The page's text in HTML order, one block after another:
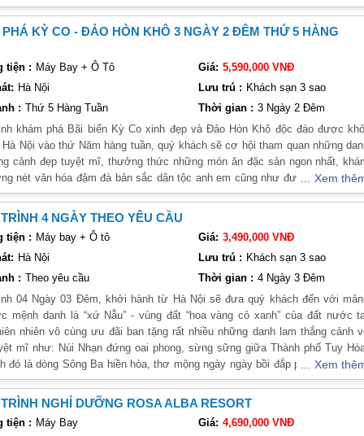
nướng... tất cả đều có vị ngon và đặc trưng của miền Trung. Hãy
Phú Yên.
Điện - một trong những bãi biển đẹp nhất của Phú Yên. Tắm biển, ngắm
là một trải nghiệm thú vị và thư giãn sau một ngày dài khám phá.
khám phá các điểm đến đặc biệt
để có thể khám phá nhiều điểm đến đặc biệt hơn của tỉnh này.
sử
xinh đẹp của Phú Yên như bãi biển Nhạn, bãi biển Hòn Nưa hay bãi
lịch sử để hiểu rõ hơn về văn hóa và lịch sử của địa phương.
lịch nổi tiếng của Phú Yên như đảo Cù Lao Xanh, một trong những đảo
hải sản tươi ngon và tham quan các điểm tham quan như nhà thờ Cù
điểm đến hấp dẫn của Phú Yên. Tại đây, bạn có thể ngắm nhìn
địa phương
đặc sản của Phú Yên và trải nghiệm văn hóa địa phương thông qua
một trải nghiệm thú vị và đầy ý nghĩa cho chuyến du lịch của bạn.
sức khám phá vùng đất mới
4 ngày 3 đêm để có thể thỏa sức khám phá vùng đất mới này.
mĩ, hùng vĩ, thưởng thức những món ăn đặc sản vùng đất này, giao
với những người sinh sống tại địa phương cùng rất nhiều những trải nghiệm lí
Hành trình của Vietsense Travel chúng tôi hoàn toàn có thể đáp ứng được
tôi!
KỲ CO - ĐẢO HÒN KHÔ 3 NGÀY 2 ĐÊM THỨ 5 HÀNG
tiện : Máy Bay + Ô Tô Giá: 5,590,000 VNĐ
Hà Nội Lưu trú : Khách sạn 3 sao
: Thứ 5 Hàng Tuần Thời gian : 3 Ngày 2 Đêm
khám phá Bãi biển Kỳ Co xinh đẹp và Đảo Hòn Khô độc đáo được
Nội vào thứ Năm hàng tuần, quý khách sẽ cơ hội tham quan những
cảnh đẹp tuyệt mĩ, thưởng thức những món ăn đặc sản ngon nhất,
nét văn hóa đậm đà bản sắc dân tộc anh em cũng như được tắm biển
vào những hình thức hoạt động giải trí ngoài trời độc đáo và vô cùng
Tất cả những điều tuyệt vời này đều có trong trải nghiệm của công ty
Xem
4 NGÀY THEO YÊU CẦU
tiện : Máy bay + Ô tô Giá: 3,490,000 VNĐ
Hà Nội Lưu trú : Khách sạn 3 sao
: Theo yêu cầu Thời gian : 4 Ngày 3 Đêm
04 Ngày 03 Đêm, khởi hành từ Hà Nội sẽ đưa quý khách đến với
mệnh danh là “xứ Nẫu” - vùng đất “hoa vàng cỏ xanh” của đất nước
nhiên vô cùng ưu đãi ban tặng rất nhiều những danh lam thắng cảnh
mĩ như: Núi Nhạn đứng oai phong, sừng sững giữa Thành phố Tuy
đó là dòng Sông Ba hiền hòa, thơ mộng ngày ngày bồi đắp phù sa cho
Ghềnh Đá Đĩa được lữ khách xem như là một tạo hóa kỳ lạ, đặc
nhào nặn bởi bàn tay của Mẹ thiên nhiên, đâu đó là Vịnh Vũng Rô với
tất thảy những điều tuyệt vời này, quý khách có thể đặt ngay hành
Xem
NGHỈ DƯỠNG ROSA ALBA RESORT
tiện : Máy Bay Giá: 4,690,000 VNĐ